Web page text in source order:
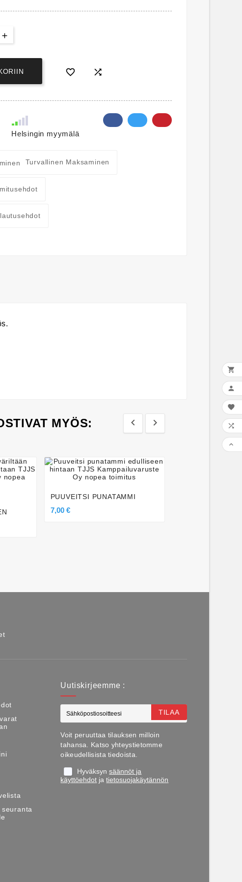
 
Helsingin myymälä
Turvallinen Maksaminen
MYÖS:  

   
PUUVEITSI PUNATAMMI
7,00 €

Uutiskirjeemme :
TILAA
Voit peruuttaa tilauksen milloin
tahansa. Katso yhteystietomme
oikeudellisista tiedoista.
Hyväksynsäännöt ja
käyttöehdot jatietosuojakäytännön




